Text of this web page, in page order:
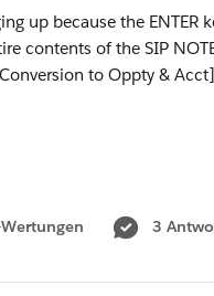
up because the
contents of the SIP
to Oppty &
3